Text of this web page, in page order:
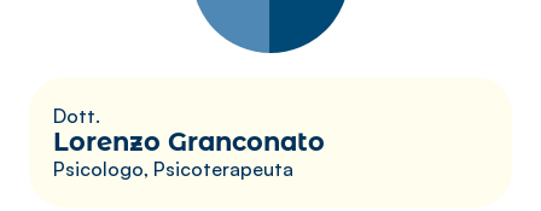
Dott.
Lorenzo Granconato
Psicologo, Psicoterapeuta